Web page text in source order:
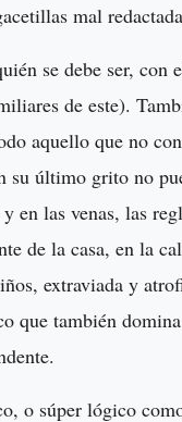
mal
se debe ser, con
de este).
aquello que no
su último grito no
en las venas, las
de la casa, en la
extraviada y
que también
o súper lógico